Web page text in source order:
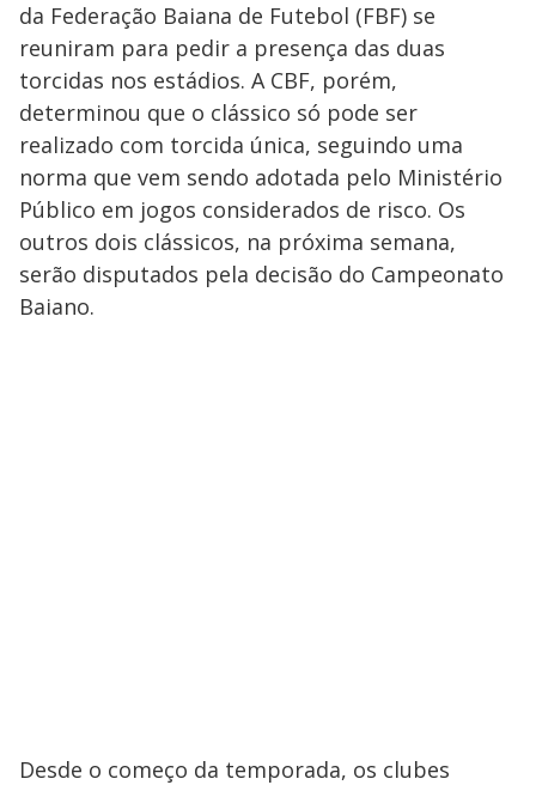
da Federação Baiana de Futebol (FBF) se
reuniram para pedir a presença das duas
torcidas nos estádios. A CBF, porém,
determinou que o clássico só pode ser
realizado com torcida única, seguindo uma
norma que vem sendo adotada pelo Ministério
Público em jogos considerados de risco. Os
outros dois clássicos, na próxima semana,
serão disputados pela decisão do Campeonato
Baiano.
Desde o começo da temporada, os clubes